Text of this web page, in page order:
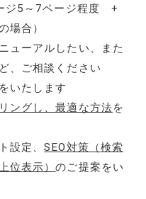
ジ5～7ページ程度 +
場合）
ューアルしたい、また
、ご相談ください
をいたします
ングし、最適な方法を
設定、SEO対策（検索
位表示）のご提案をい